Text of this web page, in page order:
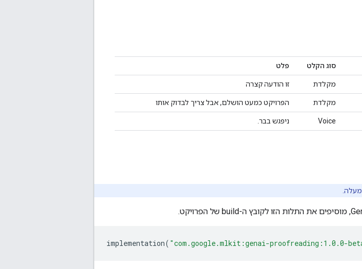
סוג הקלט פלט
מקלדת זו הודעה קצרה
מקלדת הפרויקט כמעט הושלם, אבל צריך לבדוק אותו
Voice ניפגש בבר.
implementation( "com.google.mlkit:genai-proofreading:1.0.0-